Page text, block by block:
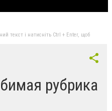
текст і натисніть Ctrl + Enter, щоб
рубрика